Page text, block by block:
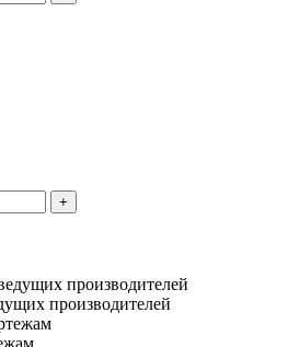
+
производителей